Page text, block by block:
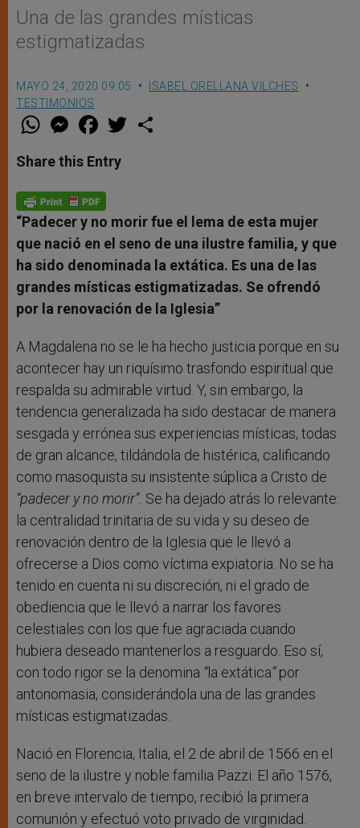
Una de las grandes místicas
estigmatizadas
MAYO 24, 2020 09:05
ISABEL ORELLANA VILCHES
TESTIMONIOS
W
t
s
p
p
M
e
s
e
g
e
r
F
a
e
b
o
k
w
Share this Entry
“Padecer y no morir fue el lema de esta mujer
que nació en el seno de una ilustre familia, y que
ha sido denominada la extática. Es una de las
grandes místicas estigmatizadas. Se ofrendó
por la renovación de la Iglesia”
A Magdalena no se le ha hecho justicia porque en su
acontecer hay un riquísimo trasfondo espiritual que
respalda su admirable virtud. Y, sin embargo, la
tendencia generalizada ha sido destacar de manera
sesgada y errónea sus experiencias místicas, todas
de gran alcance, tildándola de histérica, calificando
como masoquista su insistente súplica a Cristo de
“padecer y no morir”. Se ha dejado atrás lo relevante:
la centralidad trinitaria de su vida y su deseo de
renovación dentro de la Iglesia que le llevó a
ofrecerse a Dios como víctima expiatoria. No se ha
tenido en cuenta ni su discreción, ni el grado de
obediencia que le llevó a narrar los favores
celestiales con los que fue agraciada cuando
hubiera deseado mantenerlos a resguardo. Eso sí,
con todo rigor se la denomina “la extática”por
antonomasia, considerándola una de las grandes
místicas estigmatizadas.
Nació en Florencia, Italia, el 2 de abril de 1566 en el
seno de la ilustre y noble familia Pazzi. El año 1576,
en breve intervalo de tiempo, recibió la primera
comunión y efectuó voto privado de virginidad.